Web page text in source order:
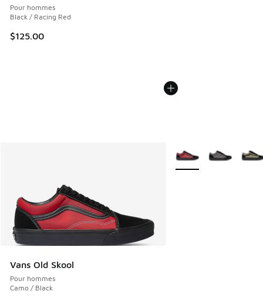
Pour hommes
Black / Racing Red
$125.00
Vans Old Skool
Pour hommes
Camo / Black
Plus de couleurs